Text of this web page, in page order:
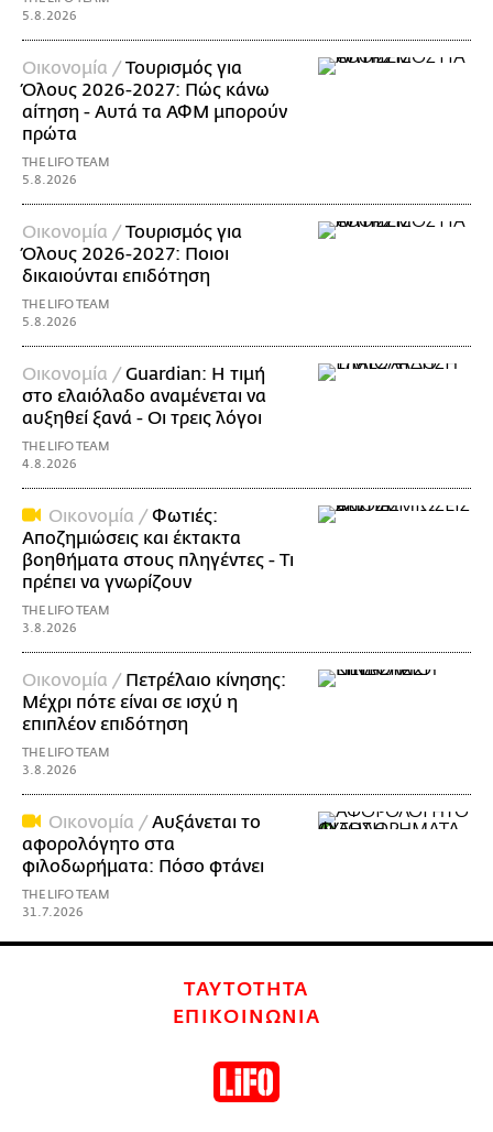
5.8.2026
Οικονομία / Τουρισμός για
Όλους 2026-2027: Πώς κάνω
αίτηση - Αυτά τα ΑΦΜ μπορούν
πρώτα
THE LIFO TEAM
5.8.2026
Οικονομία / Τουρισμός για
Όλους 2026-2027: Ποιοι
δικαιούνται επιδότηση
THE LIFO TEAM
5.8.2026
Οικονομία / Guardian: Η τιμή
στο ελαιόλαδο αναμένεται να
αυξηθεί ξανά - Οι τρεις λόγοι
THE LIFO TEAM
4.8.2026
Οικονομία / Φωτιές:
Αποζημιώσεις και έκτακτα
βοηθήματα στους πληγέντες - Τι
πρέπει να γνωρίζουν
THE LIFO TEAM
3.8.2026
Οικονομία / Πετρέλαιο κίνησης:
Μέχρι πότε είναι σε ισχύ η
επιπλέον επιδότηση
THE LIFO TEAM
3.8.2026
Οικονομία / Αυξάνεται το
αφορολόγητο στα
φιλοδωρήματα: Πόσο φτάνει
THE LIFO TEAM
31.7.2026
ΤΑΥΤΟΤΗΤΑ
ΕΠΙΚΟΙΝΩΝΙΑ